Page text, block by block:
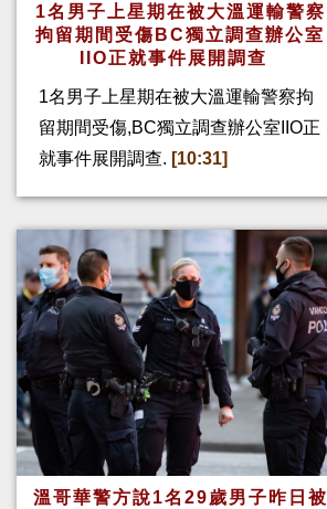
1名男子上星期在被大溫運輸警察
拘留期間受傷BC獨立調查辦公室
IIO正就事件展開調查
1名男子上星期在被大溫運輸警察拘
留期間受傷,BC獨立調查辦公室IIO正
就事件展開調查. [10:31]
溫哥華警方說1名29歲男子昨日被